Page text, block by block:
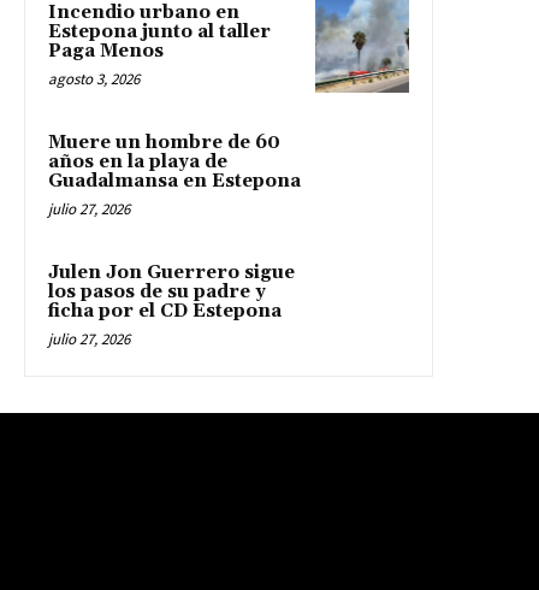
Incendio urbano en
Estepona junto al taller
Paga Menos
agosto 3, 2026
Muere un hombre de 60
años en la playa de
Guadalmansa en Estepona
julio 27, 2026
Julen Jon Guerrero sigue
los pasos de su padre y
ficha por el CD Estepona
julio 27, 2026